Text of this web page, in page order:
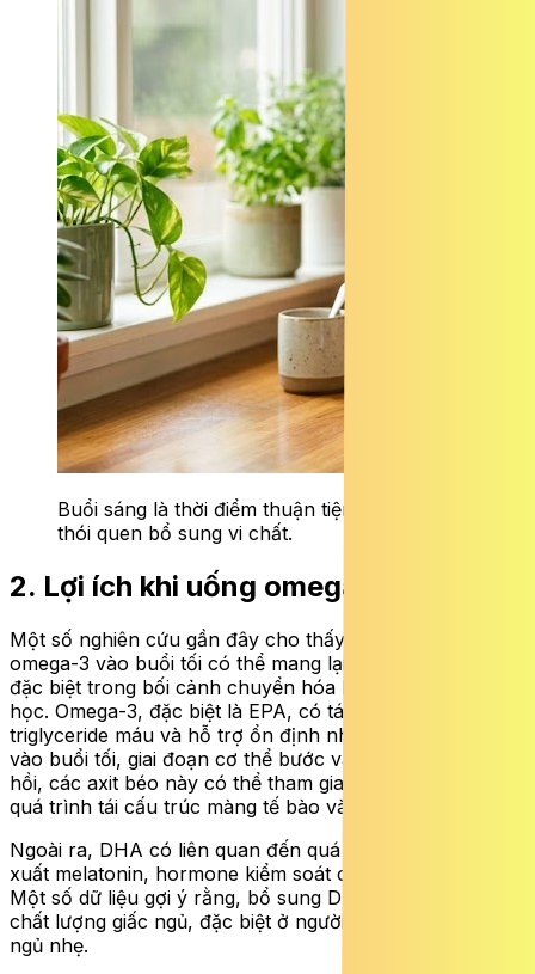
Buổi sáng là thời điểm thuận tiện để duy trì
thói quen bổ sung vi chất.
2. Lợi ích khi uống omega-3 buổi tối
Một số nghiên cứu gần đây cho thấy, việc bổ sung
omega-3 vào buổi tối có thể mang lại lợi ích nhất định,
đặc biệt trong bối cảnh chuyển hóa lipid và nhịp sinh
học. Omega-3, đặc biệt là EPA, có tác dụng giảm
triglyceride máu và hỗ trợ ổn định nhịp tim. Khi sử dụng
vào buổi tối, giai đoạn cơ thể bước vào quá trình phục
hồi, các axit béo này có thể tham gia hiệu quả hơn vào
quá trình tái cấu trúc màng tế bào và chuyển hóa lipid.
Ngoài ra, DHA có liên quan đến quá trình điều hòa sản
xuất melatonin, hormone kiểm soát chu kỳ ngủ – thức.
Một số dữ liệu gợi ý rằng, bổ sung DHA có thể cải thiện
chất lượng giấc ngủ, đặc biệt ở người có rối loạn giấc
ngủ nhẹ.